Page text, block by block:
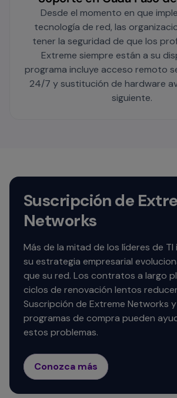
Desde el momento en que
tecnología de red, las
tener la seguridad de que los
Extreme siempre están a su
programa incluye acceso remoto
24/7 y sustitución de hardware
siguiente.
Suscripción de
Networks
Más de la mitad de los líderes de TI
su estrategia empresarial
que su red. Los contratos a largo
ciclos de renovación lentos
Suscripción de Extreme Networks
programas de compra pueden
estos problemas.
Conozca más